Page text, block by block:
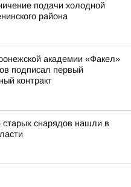
подачи холодной
района
академии «Факел»
подписал первый
контракт
старых снарядов нашли в